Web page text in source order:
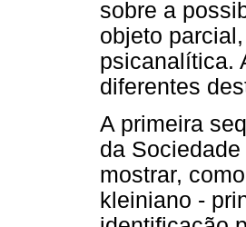
sobre a
objeto
psicanalítica.
diferentes
A primeira
da
mostrar,
kleiniano -